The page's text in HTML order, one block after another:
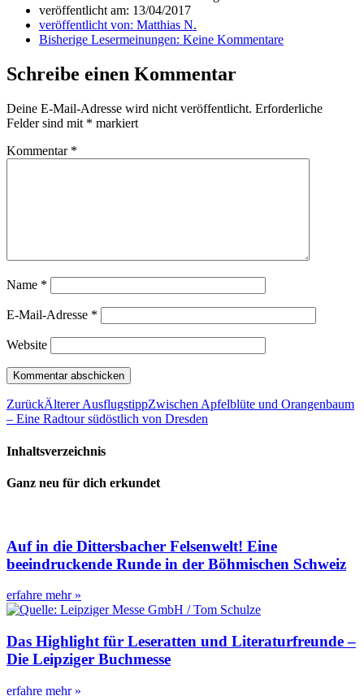
veröffentlicht am: 13/04/2017
veröffentlicht von: Matthias N.
Bisherige Lesermeinungen: Keine Kommentare
Schreibe einen Kommentar
Deine E-Mail-Adresse wird nicht veröffentlicht. Erforderliche
Felder sind mit * markiert
Kommentar *
Name *
E-Mail-Adresse *
Website
ZurückÄlterer AusflugstippZwischen Apfelblüte und Orangenbaum
– Eine Radtour südöstlich von Dresden
Inhaltsverzeichnis
Ganz neu für dich erkundet
Auf in die Dittersbacher Felsenwelt! Eine
beeindruckende Runde in der Böhmischen Schweiz
erfahre mehr »
Das Highlight für Leseratten und Literaturfreunde –
Die Leipziger Buchmesse
erfahre mehr »